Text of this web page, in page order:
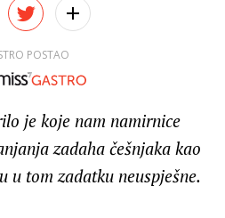
POSTAO
je koje nam namirnice
zadaha češnjaka kao
u tom zadatku neuspješne.